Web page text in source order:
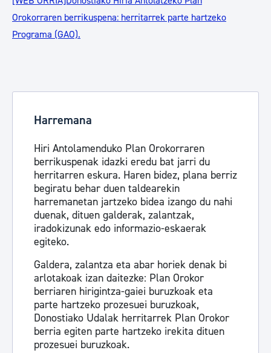
Orokorraren berrikuspena: herritarrek parte hartzeko
Programa (GAO).
Harremana
Hiri Antolamenduko Plan Orokorraren
berrikuspenak idazki eredu bat jarri du
herritarren eskura. Haren bidez, plana berriz
begiratu behar duen taldearekin
harremanetan jartzeko bidea izango du nahi
duenak, dituen galderak, zalantzak,
iradokizunak edo informazio-eskaerak
egiteko.
Galdera, zalantza eta abar horiek denak bi
arlotakoak izan daitezke: Plan Orokor
berriaren hirigintza-gaiei buruzkoak eta
parte hartzeko prozesuei buruzkoak,
Donostiako Udalak herritarrek Plan Orokor
berria egiten parte hartzeko irekita dituen
prozesuei buruzkoak.